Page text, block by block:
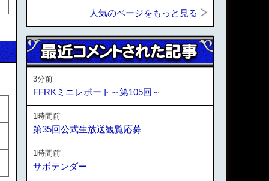
人気のページをもっと見る
3分前
FFRKミニレポート～第105回～
1時間前
第35回公式生放送観覧応募
1時間前
サボテンダー